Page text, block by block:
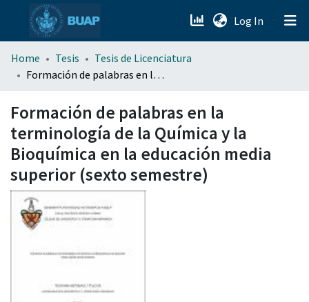
Log In (current)
menu.section.about_menu
Home Tesis
Tesis de Licenciatura
Formación de palabras en la terminología de la Química y la Bioquímica en la educación media superior (sexto semestre)
Formación de palabras en la
terminología de la Química y la
Bioquímica en la educación media
superior (sexto semestre)